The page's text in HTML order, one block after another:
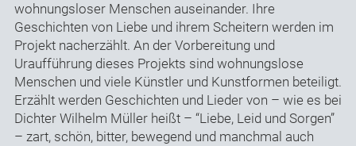
wohnungsloser Menschen auseinander. Ihre
Geschichten von Liebe und ihrem Scheitern werden im
Projekt nacherzählt. An der Vorbereitung und
Uraufführung dieses Projekts sind wohnungslose
Menschen und viele Künstler und Kunstformen beteiligt.
Erzählt werden Geschichten und Lieder von – wie es bei
Dichter Wilhelm Müller heißt – “Liebe, Leid und Sorgen”
– zart, schön, bitter, bewegend und manchmal auch